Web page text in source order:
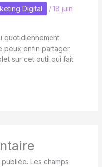
Digital / 18 juin
quotidiennement
peux enfin partager
sur cet outil qui fait
publiée. Les champs